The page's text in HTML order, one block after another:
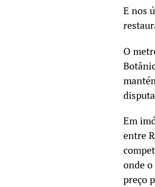
E nos
O
Em
entre
onde o
preço